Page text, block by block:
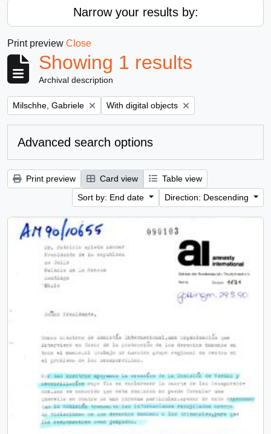
Narrow your results by:
Print preview Close
Showing 1 results
Archival description
Remove filter:
Milschhe, Gabriele Remove filter:
With digital objects
Advanced search options
Print preview Card view
Table view
Sort by: End date
Direction: Descending